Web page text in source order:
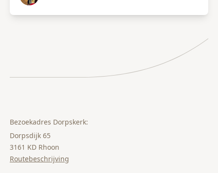
Bezoekadres Dorpskerk:
Dorpsdijk 65
3161 KD Rhoon
Routebeschrijving